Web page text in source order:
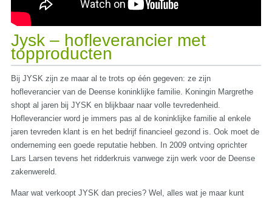
Jysk – hofleverancier met
topproducten
Bij JYSK zijn ze maar al te trots op één gegeven: ze zijn
hofleverancier van de Deense koninklijke familie. Koningin Margrethe
shopt al jaren bij JYSK en blijkbaar naar volle tevredenheid.
Hofleverancier word je immers pas al de koninklijke familie al enkele
jaren tevreden klant is en het bedrijf financieel gezond is. Ook moet de
onderneming een goede reputatie hebben. In 2009 ontving oprichter
Lars Larsen tevens het ridderkruis vanwege zijn werk voor de Deense
zakenwereld.
Maar wat verkoopt JYSK dan precies? Wel, alles wat je maar kunt